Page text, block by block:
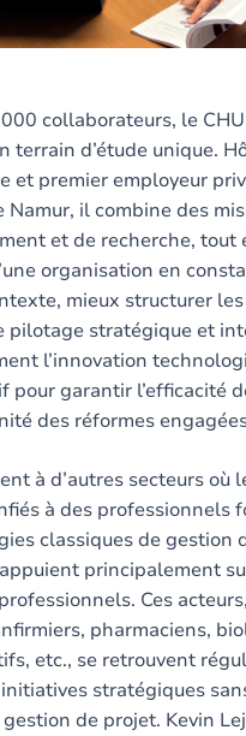
collaborateurs, le
terrain d’étude unique.
et premier employeur
Namur, il combine des
et de recherche, tout
organisation en
mieux structurer
pilotage stratégique et
l’innovation
pour garantir l’efficacité
des réformes
à d’autres secteurs où
à des professionnels
classiques de gestion
principalement
Ces
pharmaciens,
etc., se retrouvent
stratégiques
de projet. Kevin